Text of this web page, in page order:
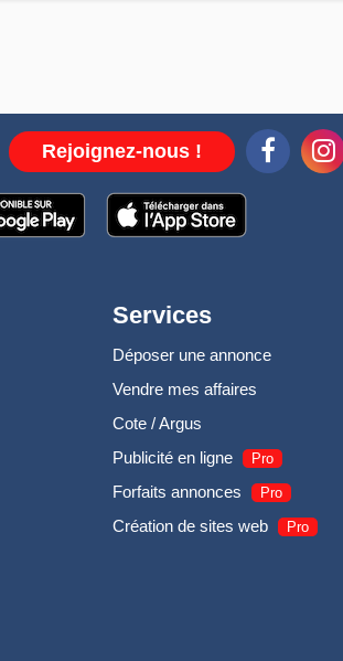
Rejoignez-nous !
Services
Déposer une annonce
Vendre mes affaires
Cote / Argus
Publicité en ligne
Pro
Forfaits annonces Pro
Création de sites web Pro